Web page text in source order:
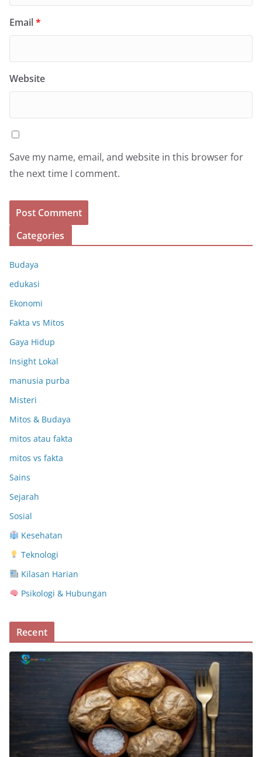
Email*
Website
Save my name, email, and website in this browser for
the next time I comment.
Categories
Budaya
edukasi
Ekonomi
Fakta vs Mitos
Gaya Hidup
Insight Lokal
manusia purba
Misteri
Mitos & Budaya
mitos atau fakta
mitos vs fakta
Sains
Sejarah
Sosial
Kesehatan
Teknologi
Kilasan Harian
Psikologi & Hubungan
Recent